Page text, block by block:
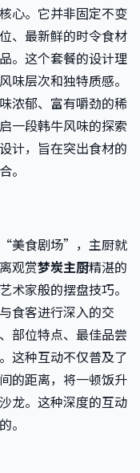
心。它并非固定不变
、最新鲜的时令食材
。这个套餐的设计理
味层次和独特质感。
浓郁、富有嚼劲的稀
一段韩牛风味的探索
计，旨在突出食材的
。
“美食剧场”，主厨就
观赏梦炭主厨精湛的
术家般的摆盘技巧。
食客进行深入的交
部位特点、最佳品尝
这种互动不仅普及了
的距离，将一顿饭升
龙。这种深度的互动
。